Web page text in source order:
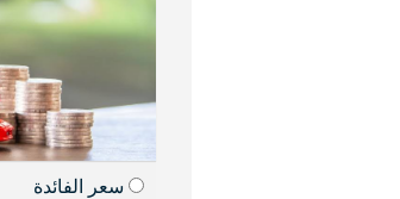
سعر الفائدة